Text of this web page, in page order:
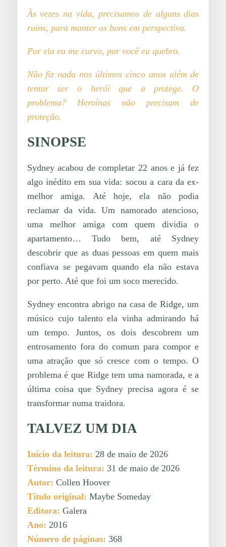
Às vezes na vida, precisamos de alguns dias
ruins, para manter os bons em perspectiva.
Por ela eu me curvo, por você eu quebro.
Não fiz nada nos últimos cinco anos além de
tentar ser o herói que a protege. O
problema? Heroínas não precisam de
proteção.
SINOPSE
Sydney acabou de completar 22 anos e já fez
algo inédito em sua vida: socou a cara da ex-
melhor amiga. Até hoje, ela não podia
reclamar da vida. Um namorado atencioso,
uma melhor amiga com quem dividia o
apartamento… Tudo bem, até Sydney
descobrir que as duas pessoas em quem mais
confiava se pegavam quando ela não estava
por perto. Até que foi um soco merecido.
Sydney encontra abrigo na casa de Ridge, um
músico cujo talento ela vinha admirando há
um tempo. Juntos, os dois descobrem um
entrosamento fora do comum para compor e
uma atração que só cresce com o tempo. O
problema é que Ridge tem uma namorada, e a
última coisa que Sydney precisa agora é se
transformar numa traidora.
TALVEZ UM DIA
Início da leitura: 28 de maio de 2026
Término da leitura: 31 de maio de 2026
Autor: Collen Hoover
Título original: Maybe Someday
Editora: Galera
Ano: 2016
Número de páginas: 368